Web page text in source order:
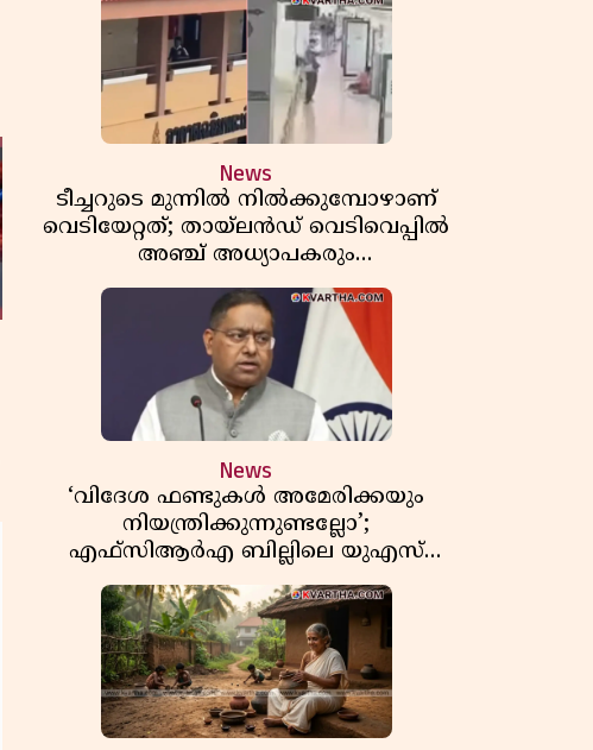
News
ടീച്ചറുടെ മുന്നിൽ നിൽക്കുമ്പോഴാണ്
വെടിയേറ്റത്; തായ്‌ലൻഡ് വെടിവെപ്പിൽ
അഞ്ച് അധ്യാപകരും
മുത്തശ്ശീമുത്തശ്ശന്മാരും കൊല്ലപ്പെട്ടു,
മരണസംഖ്യ 7; ഞെട്ടിക്കുന്ന
വെളിപ്പെടുത്തലുകൾ
News
‘വിദേശ ഫണ്ടുകൾ അമേരിക്കയും
നിയന്ത്രിക്കുന്നുണ്ടല്ലോ’;
എഫ്സിആർഎ ബില്ലിലെ യുഎസ്
വിമർശനങ്ങൾക്ക് മറുപടിയുമായി ഇന്ത്യ